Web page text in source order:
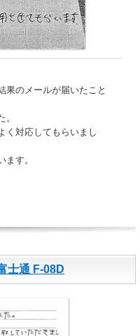
果のメールが届いたこと
く対応してもらいまし
ます。
士通 F-08D